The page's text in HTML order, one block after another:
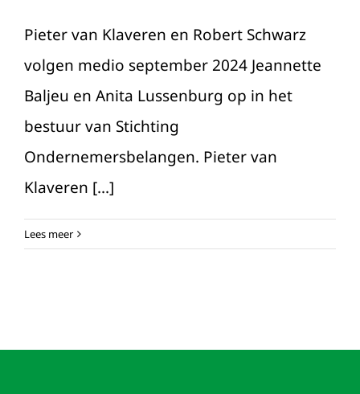
Pieter van Klaveren en Robert Schwarz
volgen medio september 2024 Jeannette
Baljeu en Anita Lussenburg op in het
bestuur van Stichting
Ondernemersbelangen. Pieter van
Klaveren [...]
Lees meer